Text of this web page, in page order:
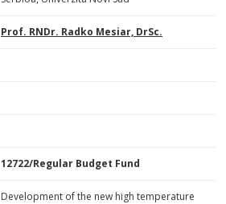
Prof. RNDr. Radko Mesiar, DrSc.
12722/Regular Budget Fund
Development of the new high temperature